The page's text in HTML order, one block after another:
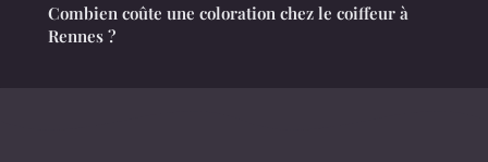
Combien coûte une coloration chez le coiffeur à
Rennes ?